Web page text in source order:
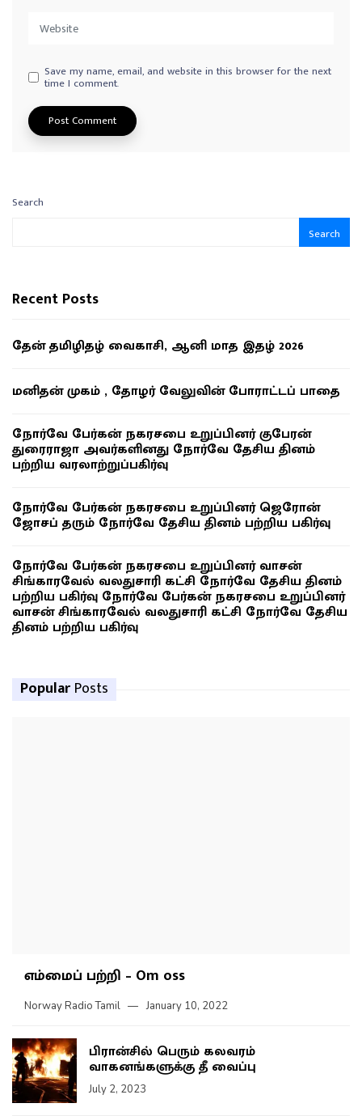
Save my name, email, and website in this browser for the next
time I comment.
Search
Search
Recent Posts
தேன் தமிழிதழ் வைகாசி, ஆனி மாத இதழ் 2026
மனிதன் முகம் , தோழர் வேலுவின் போராட்டப் பாதை
நோர்வே பேர்கன் நகரசபை உறுப்பினர் குபேரன்
துரைராஜா அவர்களினது நோர்வே தேசிய தினம்
பற்றிய வரலாற்றுப்பகிர்வு
நோர்வே பேர்கன் நகரசபை உறுப்பினர் ஜெரோன்
ஜோசப் தரும் நோர்வே தேசிய தினம் பற்றிய பகிர்வு
நோர்வே பேர்கன் நகரசபை உறுப்பினர் வாசன்
சிங்காரவேல் வலதுசாரி கட்சி நோர்வே தேசிய தினம்
பற்றிய பகிர்வு நோர்வே பேர்கன் நகரசபை உறுப்பினர்
வாசன் சிங்காரவேல் வலதுசாரி கட்சி நோர்வே தேசிய
தினம் பற்றிய பகிர்வு
Popular Posts
எம்மைப் பற்றி – Om oss
Norway Radio Tamil January 10, 2022
பிரான்சில் பெரும் கலவரம்
வாகனங்களுக்கு தீ வைப்பு
July 2, 2023